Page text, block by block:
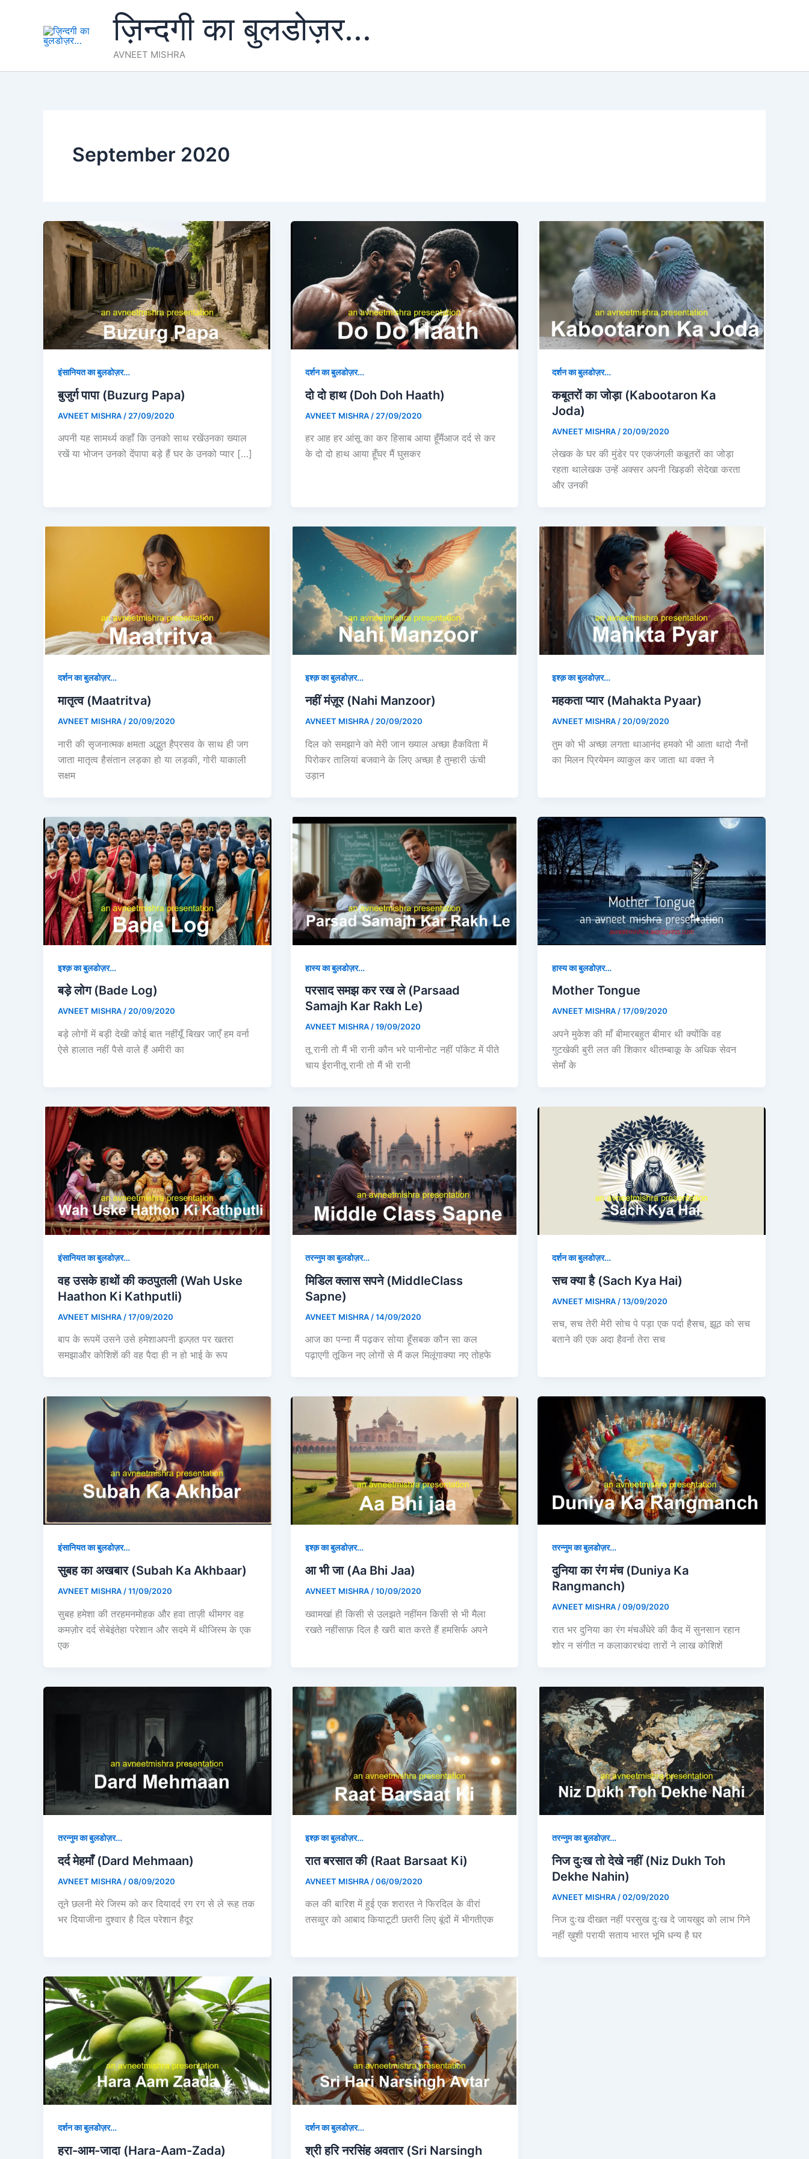
ज़िन्दगी का बुलडोज़र...
AVNEET MISHRA
September 2020
इंसानियत का बुलडोज़र…
बुजुर्ग पापा (Buzurg Papa)
AVNEET MISHRA / 27/09/2020
अपनी यह सामर्थ्य कहाँ कि उनको साथ रखेंउनका ख्याल
रखें या भोजन उनको देंपापा बड़े हैं घर के उनको प्यार […]
दर्शन का बुलडोज़र…
दो दो हाथ (Doh Doh Haath)
AVNEET MISHRA / 27/09/2020
हर आह हर आंसू का कर हिसाब आया हूँमैंआज दर्द से कर
के दो दो हाथ आया हूँघर मैं घुसकर
दर्शन का बुलडोज़र…
कबूतरों का जोड़ा (Kabootaron Ka
Joda)
AVNEET MISHRA / 20/09/2020
लेखक के घर की मुंडेर पर एकजंगली कबूतरों का जोड़ा
रहता थालेखक उन्हें अक्सर अपनी खिड़की सेदेखा करता
और उनकी
दर्शन का बुलडोज़र…
मातृत्व (Maatritva)
AVNEET MISHRA / 20/09/2020
नारी की सृजनात्मक क्षमता अद्भुत हैप्रसव के साथ ही जग
जाता मातृत्व हैसंतान लड़का हो या लड़की, गोरी याकाली
सक्षम
इश्क़ का बुलडोज़र…
नहीं मंज़ूर (Nahi Manzoor)
AVNEET MISHRA / 20/09/2020
दिल को समझाने को मेरी जान ख्याल अच्छा हैकविता में
पिरोकर तालियां बजवाने के लिए अच्छा है तुम्हारी ऊंची
उड़ान
इश्क़ का बुलडोज़र…
महकता प्यार (Mahakta Pyaar)
AVNEET MISHRA / 20/09/2020
तुम को भी अच्छा लगता थाआनंद हमको भी आता थादो नैनों
का मिलन प्रियेमन व्याकुल कर जाता था वक्त ने
इश्क़ का बुलडोज़र…
बड़े लोग (Bade Log)
AVNEET MISHRA/20/09/2020
बड़े लोगों में बड़ी देखी कोई बात नहींयूँ बिखर जाएँ हम वर्ना
ऐसे हालात नहीं पैसे वाले हैं अमीरी का
हास्य का बुलडोज़र…
परसाद समझ कर रख ले (Parsaad
Samajh Kar Rakh Le)
AVNEET MISHRA/19/09/2020
तू रानी तो मैं भी रानी कौन भरे पानीनोट नहीं पॉकेट में पीते
चाय ईरानीतू रानी तो मैं भी रानी
हास्य का बुलडोज़र…
Mother Tongue
AVNEET MISHRA/17/09/2020
अपने मुकेश की माँ बीमारबहुत बीमार थी क्योंकि वह
गुटखेकी बुरी लत की शिकार थीतम्बाकू के अधिक सेवन
सेमाँ के
इंसानियत का बुलडोज़र…
वह उसके हाथों की कठपुतली (Wah Uske
Haathon Ki Kathputli)
AVNEET MISHRA /17/09/2020
बाप के रूपमें उसने उसे हमेशाअपनी इज़्ज़त पर खतरा
समझाऔर कोशिशें की वह पैदा ही न हो भाई के रूप
तरन्नुम का बुलडोज़र…
मिडिल क्लास सपने (MiddleClass
Sapne)
AVNEET MISHRA /14/09/2020
आज का पन्ना मैं पढ़कर सोया हूँसबक कौन सा कल
पढ़ाएगी तूकिन नए लोगों से मैं कल मिलूंगाक्या नए तोहफे
दर्शन का बुलडोज़र…
सच क्या है (Sach Kya Hai)
AVNEET MISHRA /13/09/2020
सच, सच तेरी मेरी सोच पे पड़ा एक पर्दा हैसच, झूठ को सच
बताने की एक अदा हैवर्ना तेरा सच
इंसानियत का बुलडोज़र…
सुबह का अखबार (Subah Ka Akhbaar)
AVNEET MISHRA/11/09/2020
सुबह हमेशा की तरहमनमोहक और हवा ताज़ी थीमगर वह
कमज़ोर दर्द सेबेइंतेहा परेशान और सदमे में थीजिस्म के एक
एक
इश्क़ का बुलडोज़र…
आ भी जा (Aa Bhi Jaa)
AVNEET MISHRA/10/09/2020
ख्वामखां ही किसी से उलझते नहींमन किसी से भी मैला
रखते नहींसाफ़ दिल है खरी बात करते हैं हमसिर्फ अपने
तरन्नुम का बुलडोज़र…
दुनिया का रंग मंच (Duniya Ka
Rangmanch)
AVNEET MISHRA/09/09/2020
रात भर दुनिया का रंग मंचअँधेरे की कैद में सुनसान रहान
शोर न संगीत न कलाकारचंदा तारों ने लाख कोशिशें
तरन्नुम का बुलडोज़र…
दर्द मेहमाँ (Dard Mehmaan)
AVNEET MISHRA /08/09/2020
तूने छलनी मेरे जिस्म को कर दियादर्द रग रग से ले रूह तक
भर दियाजीना दुश्वार है दिल परेशान हैदूर
इश्क़ का बुलडोज़र…
रात बरसात की (Raat Barsaat Ki)
AVNEET MISHRA /06/09/2020
कल की बारिश में हुई एक शरारत ने फिरदिल के वीरां
तसव्वुर को आबाद कियाटूटी छतरी लिए बूंदों में भीगतीएक
तरन्नुम का बुलडोज़र…
निज दुःख तो देखे नहीं (Niz Dukh Toh
Dekhe Nahin)
AVNEET MISHRA /02/09/2020
निज दुःख दीखत नहीं परसुख दुःख दे जायखुद को लाभ गिने
नहीं ख़ुशी परायी सताय भारत भूमि धन्य है घर
दर्शन का बुलडोज़र…
हरा-आम-जादा (Hara-Aam-Zada)
दर्शन का बुलडोज़र…
श्री हरि नरसिंह अवतार (Sri Narsingh